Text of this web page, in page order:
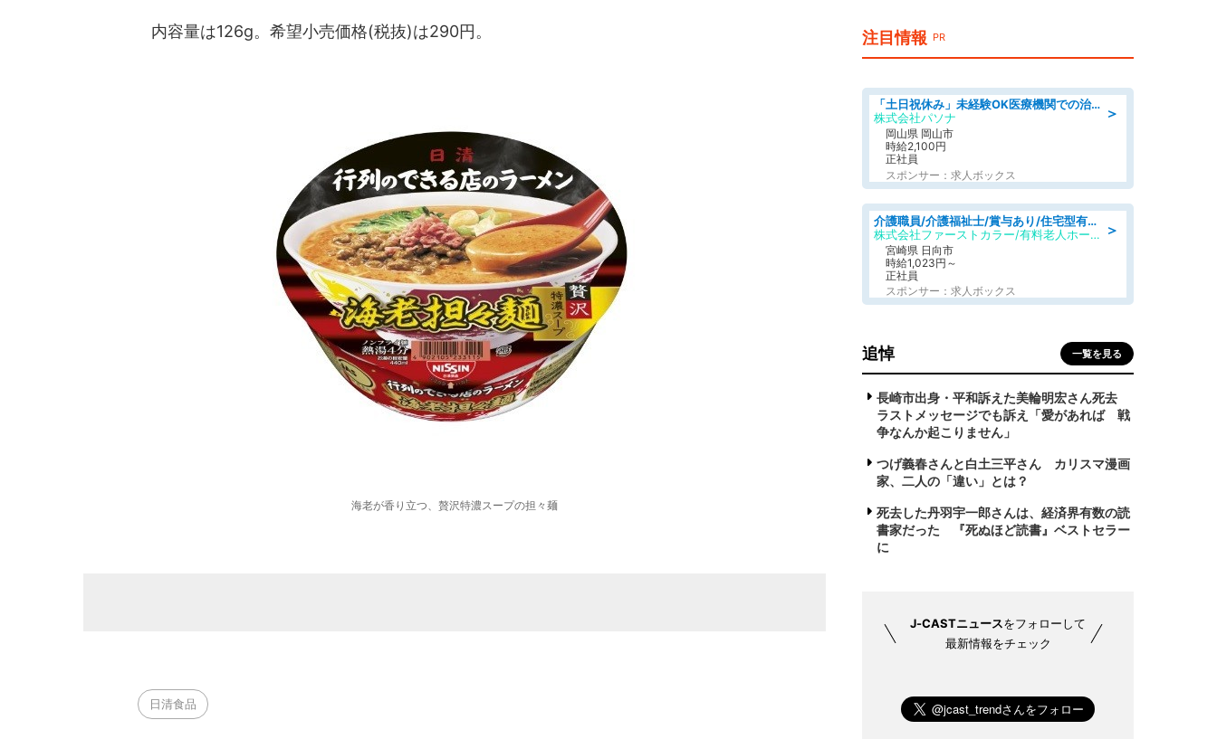
内容量は126g。希望小売価格(税抜)は290円。
海老が香り立つ、贅沢特濃スープの担々麺
日清食品
注目情報 PR
＞
「土日祝休み」未経験OK医療機関での治験コーディネーターのお仕事
株式会社パソナ
岡山県 岡山市
時給2,100円
正社員
スポンサー：求人ボックス
＞
介護職員/介護福祉士/賞与あり/住宅型有料老人ホームの介護士/夜勤専従
株式会社ファーストカラー/有料老人ホーム みやこ
宮崎県 日向市
時給1,023円～
正社員
スポンサー：求人ボックス
追悼 一覧を見る
長崎市出身・平和訴えた美輪明宏さん死去
ラストメッセージでも訴え「愛があれば 戦
争なんか起こりません」
つげ義春さんと白土三平さん カリスマ漫画
家、二人の「違い」とは？
死去した丹羽宇一郎さんは、経済界有数の読
書家だった 『死ぬほど読書』ベストセラー
に
J-CASTニュースをフォローして
最新情報をチェック